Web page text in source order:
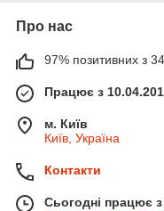
Про нас
97% позитивних з 34
Працює з
м. Київ
Київ, Україна
Контакти
Сьогодні працює